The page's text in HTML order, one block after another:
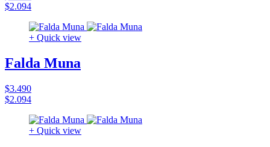
$2.094
+ Quick view
Falda Muna
$3.490
$2.094
+ Quick view